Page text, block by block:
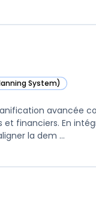
System)
Planning (IBP) dans
avancée
financiers. En
la dem ...